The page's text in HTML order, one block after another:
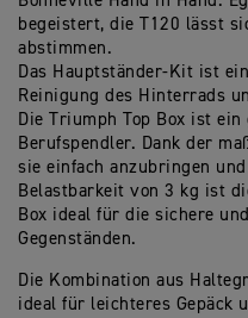
begeistert, die T120 lässt
abstimmen.
Das Hauptständer-Kit ist
Reinigung des Hinterrads
Die Triumph Top Box ist
Berufspendler. Dank der
sie einfach anzubringen
Belastbarkeit von 3 kg ist
Box ideal für die sichere
Gegenständen.
Die Kombination aus
ideal für leichteres Gepäck